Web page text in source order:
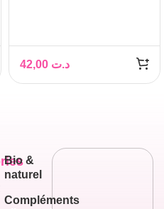
د.ت
Bio &
naturel
Compléments